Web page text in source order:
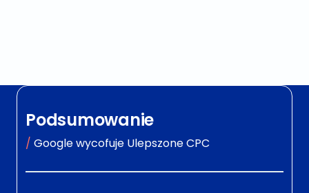
Podsumowanie
Google wycofuje Ulepszone CPC